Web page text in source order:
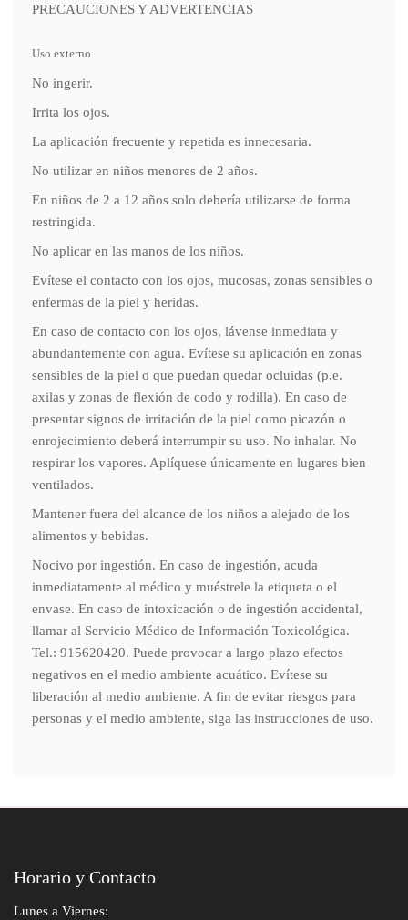
PRECAUCIONES Y ADVERTENCIAS
Uso externo.
No ingerir.
Irrita los ojos.
La aplicación frecuente y repetida es innecesaria.
No utilizar en niños menores de 2 años.
En niños de 2 a 12 años solo debería utilizarse de forma
restringida.
No aplicar en las manos de los niños.
Evítese el contacto con los ojos, mucosas, zonas sensibles o
enfermas de la piel y heridas.
En caso de contacto con los ojos, lávense inmediata y
abundantemente con agua. Evítese su aplicación en zonas
sensibles de la piel o que puedan quedar ocluidas (p.e.
axilas y zonas de flexión de codo y rodilla). En caso de
presentar signos de irritación de la piel como picazón o
enrojecimiento deberá interrumpir su uso. No inhalar. No
respirar los vapores. Aplíquese únicamente en lugares bien
ventilados.
Mantener fuera del alcance de los niños a alejado de los
alimentos y bebidas.
Nocivo por ingestión. En caso de ingestión, acuda
inmediatamente al médico y muéstrele la etiqueta o el
envase. En caso de intoxicación o de ingestión accidental,
llamar al Servicio Médico de Información Toxicológica.
Tel.: 915620420. Puede provocar a largo plazo efectos
negativos en el medio ambiente acuático. Evítese su
liberación al medio ambiente. A fin de evitar riesgos para
personas y el medio ambiente, siga las instrucciones de uso.
Horario y Contacto
Lunes a Viernes: